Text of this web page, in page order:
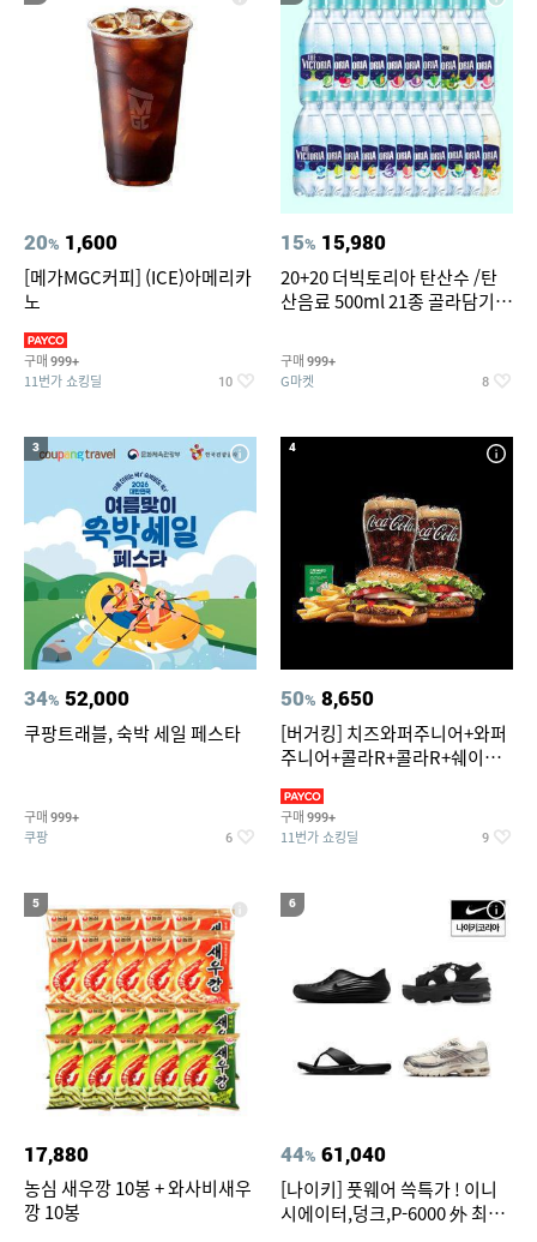
갤럭시탭 s6lite 젤리키보드케이스
아이폰xr 실리콘케이스
삼성갤럭시북프로, 32gb, win11포함
아이더 남성 등산바지 이월 여름
20% 1,600
[메가MGC커피] (ICE)아메리카
노
구매 999+
11번가 쇼킹딜 10
15% 15,980
20+20 더빅토리아 탄산수 /탄
산음료 500ml 21종 골라담기
구매 999+
G마켓 8
3
34% 52,000
쿠팡트래블, 숙박 세일 페스타
구매 999+
쿠팡 6
4
50% 8,650
[버거킹] 치즈와퍼주니어+와퍼
주니어+콜라R+콜라R+쉐이킹
구매 999+
11번가 쇼킹딜 9
5
17,880
농심 새우깡 10봉 + 와사비새우
깡 10봉
6
44% 61,040
[나이키] 풋웨어 쓱특가 ! 이니
시에이터,덩크,P-6000 外 최대